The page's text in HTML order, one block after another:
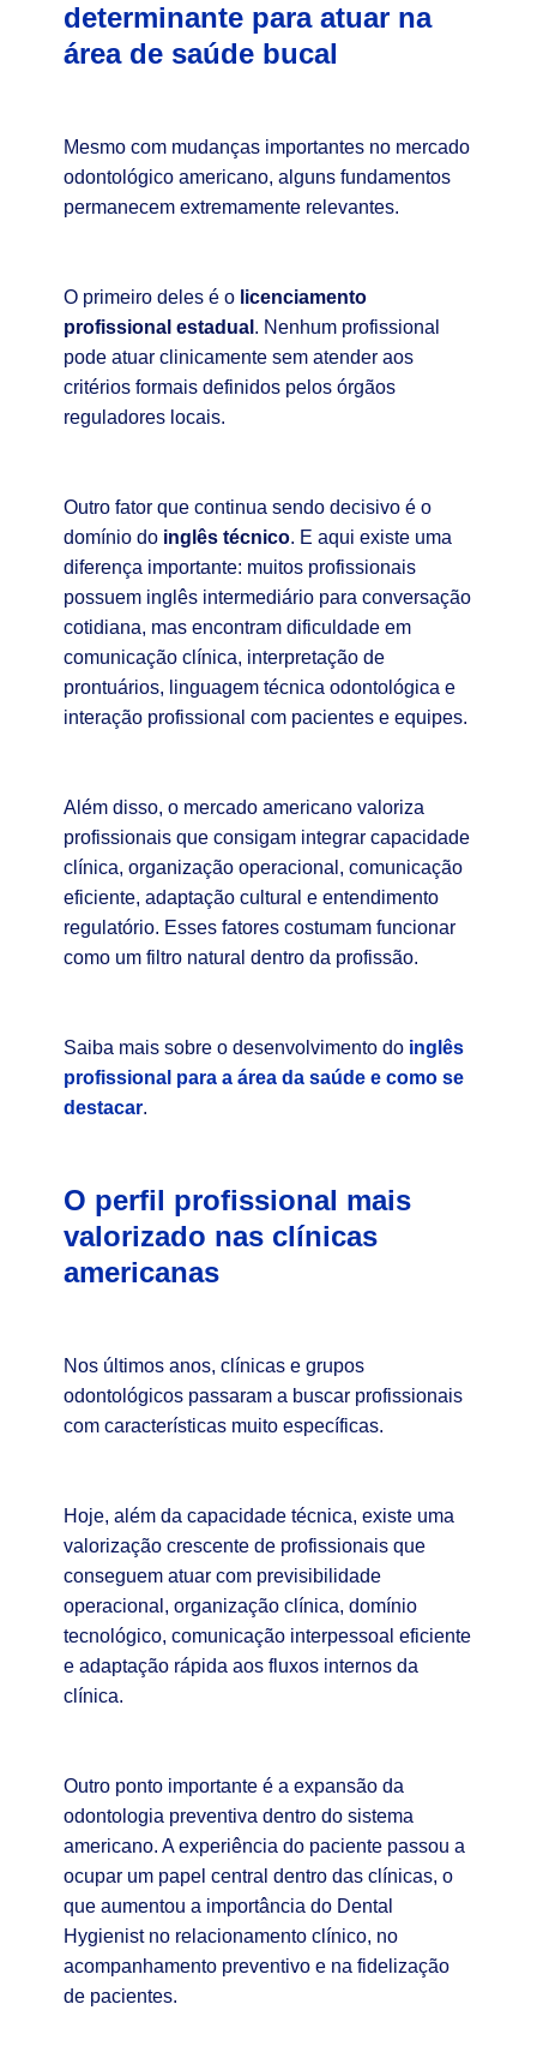
determinante para atuar na
área de saúde bucal
Mesmo com mudanças importantes no mercado
odontológico americano, alguns fundamentos
permanecem extremamente relevantes.
O primeiro deles é o licenciamento
profissional estadual . Nenhum profissional
pode atuar clinicamente sem atender aos
critérios formais definidos pelos órgãos
reguladores locais.
Outro fator que continua sendo decisivo é o
domínio do inglês técnico. E aqui existe uma
diferença importante: muitos profissionais
possuem inglês intermediário para conversação
cotidiana, mas encontram dificuldade em
comunicação clínica, interpretação de
prontuários, linguagem técnica odontológica e
interação profissional com pacientes e equipes.
Além disso, o mercado americano valoriza
profissionais que consigam integrar capacidade
clínica, organização operacional, comunicação
eficiente, adaptação cultural e entendimento
regulatório. Esses fatores costumam funcionar
como um filtro natural dentro da profissão.
Saiba mais sobre o desenvolvimento do inglês
profissional para a área da saúde e como se
destacar.
O perfil profissional mais
valorizado nas clínicas
americanas
Nos últimos anos, clínicas e grupos
odontológicos passaram a buscar profissionais
com características muito específicas.
Hoje, além da capacidade técnica, existe uma
valorização crescente de profissionais que
conseguem atuar com previsibilidade
operacional, organização clínica, domínio
tecnológico, comunicação interpessoal eficiente
e adaptação rápida aos fluxos internos da
clínica.
Outro ponto importante é a expansão da
odontologia preventiva dentro do sistema
americano. A experiência do paciente passou a
ocupar um papel central dentro das clínicas, o
que aumentou a importância do Dental
Hygienist no relacionamento clínico, no
acompanhamento preventivo e na fidelização
de pacientes.